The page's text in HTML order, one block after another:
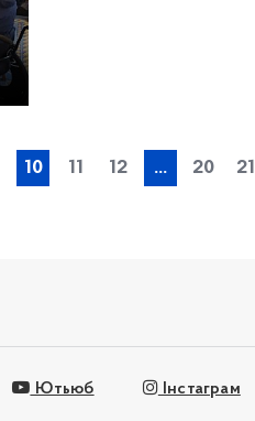
10 11 12 ... 20 21
Ютьюб Інстаграм